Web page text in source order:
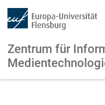
Zentrum für